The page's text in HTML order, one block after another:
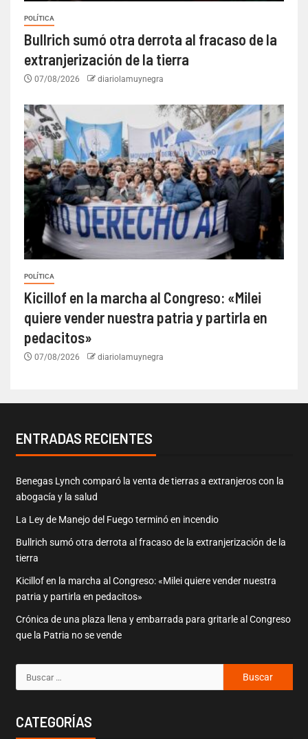
POLÍTICA
Bullrich sumó otra derrota al fracaso de la
extranjerización de la tierra
07/08/2026 diariolamuynegra
POLÍTICA
Kicillof en la marcha al Congreso: «Milei
quiere vender nuestra patria y partirla en
pedacitos»
07/08/2026 diariolamuynegra
ENTRADAS RECIENTES
Benegas Lynch comparó la venta de tierras a extranjeros con la
abogacía y la salud
La Ley de Manejo del Fuego terminó en incendio
Bullrich sumó otra derrota al fracaso de la extranjerización de la
tierra
Kicillof en la marcha al Congreso: «Milei quiere vender nuestra
patria y partirla en pedacitos»
Crónica de una plaza llena y embarrada para gritarle al Congreso
que la Patria no se vende
CATEGORÍAS